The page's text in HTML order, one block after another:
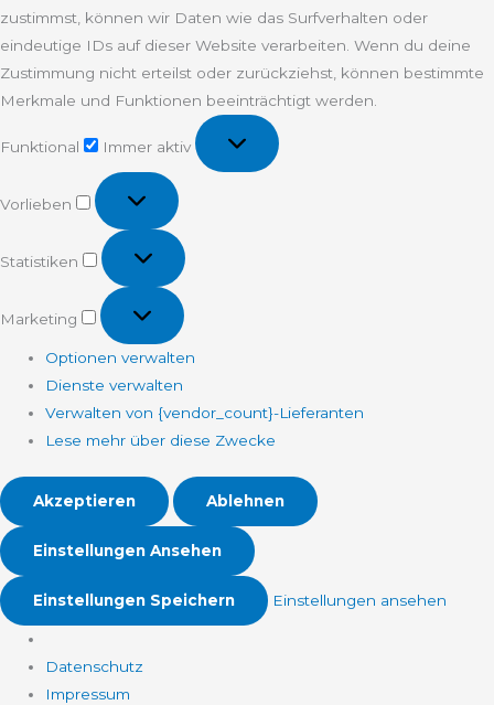
zustimmst, können wir Daten wie das Surfverhalten oder
eindeutige IDs auf dieser Website verarbeiten. Wenn du deine
Zustimmung nicht erteilst oder zurückziehst, können bestimmte
Merkmale und Funktionen beeinträchtigt werden.
Funktional
Immer aktiv
Vorlieben
Vorlieben
Statistiken
Statistiken
Marketing
Marketing
Optionen verwalten
Dienste verwalten
Verwalten von {vendor_count}-Lieferanten
Lese mehr über diese Zwecke
Akzeptieren Ablehnen
Einstellungen Ansehen
Einstellungen Speichern Einstellungen ansehen
Datenschutz
Impressum